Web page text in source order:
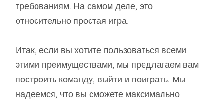
требованиям. На самом деле, это
относительно простая игра.
Итак, если вы хотите пользоваться всеми
этими преимуществами, мы предлагаем вам
построить команду, выйти и поиграть. Мы
надеемся, что вы сможете максимально